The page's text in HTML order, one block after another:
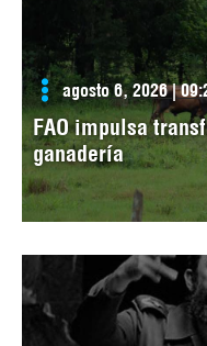
agosto 6, 2026 |
FAO impulsa
ganadería